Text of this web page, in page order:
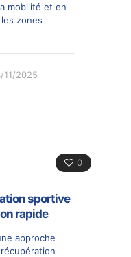
mobilité et en
zones
11/2025
0
sportive
rapide
approche